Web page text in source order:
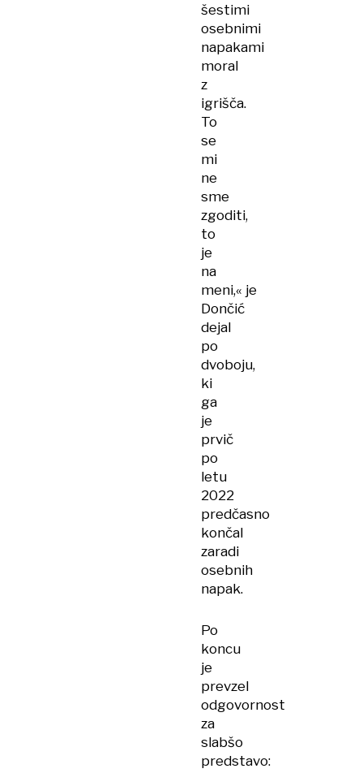
šestimi
osebnimi
napakami
moral
z
igrišča.
To
se
mi
ne
sme
zgoditi,
to
je
na
meni,« je
Dončić
dejal
po
dvoboju,
ki
ga
je
prvič
po
letu
2022
predčasno
končal
zaradi
osebnih
napak.
Po
koncu
je
prevzel
odgovornost
za
slabšo
predstavo: